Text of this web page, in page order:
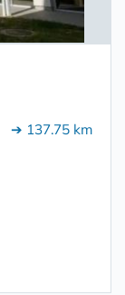
➔ 137.75 km